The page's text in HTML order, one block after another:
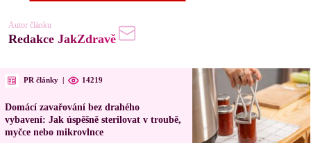
Autor článku
Redakce JakZdravě
PR články | 14219
Domácí zavařování bez drahého
vybavení: Jak úspěšně sterilovat v troubě,
myčce nebo mikrovlnce